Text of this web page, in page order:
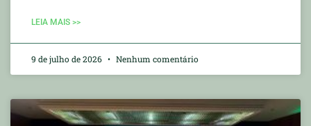
LEIA MAIS >>
9 de julho de 2026 Nenhum comentário